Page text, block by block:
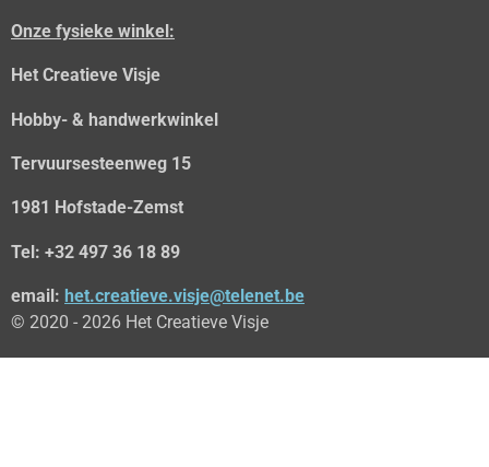
k
Onze fysieke winkel:
Het Creatieve Visje
Hobby- & handwerkwinkel
Tervuursesteenweg 15
1981 Hofstade-Zemst
Tel: +32 497 36 18 89
email: het.creatieve.visje@telenet.be
© 2020 - 2026 Het Creatieve Visje